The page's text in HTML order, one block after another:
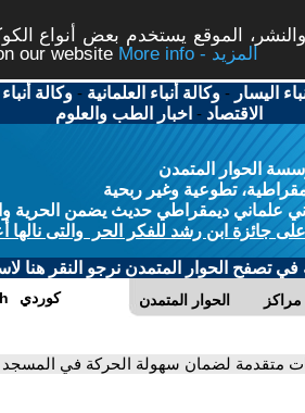
الموقع يستخدم بعض أنواع
our website
More info - المزيد
اليسار -وكالة أنباء العلمانية -وكالة
الاقتصاد - اخبار الطب والعلوم
الحوار المتمدن
تطوعية وغير ربحية
ديمقراطي حديث يضمن الحرية
جائزة ابن رشد للفكر الحر والتى نالها
في تصفح الحوار المتمدن نرجو النقر هنا
الحوار المتمدن مراكز كوردي
متقدمة لضمان سهولة الحركة في المسجد الحرام لأكثر من